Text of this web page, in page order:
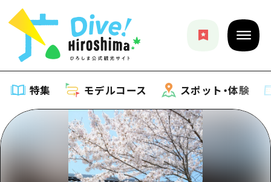
特集 モデルコース スポット・体験
特集
特集一覧
モデルコース